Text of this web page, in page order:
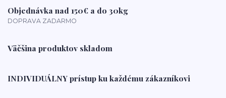
Objednávka nad 150€ a do 30kg
DOPRAVA ZADARMO
Väčšina produktov skladom
INDIVIDUÁLNY prístup ku každému zákazníkovi